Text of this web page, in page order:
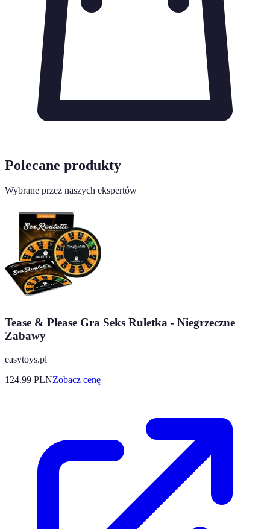
Polecane produkty
Wybrane przez naszych ekspertów
Tease & Please Gra Seks Ruletka - Niegrzeczne
Zabawy
easytoys.pl
124.99 PLNZobacz cenę